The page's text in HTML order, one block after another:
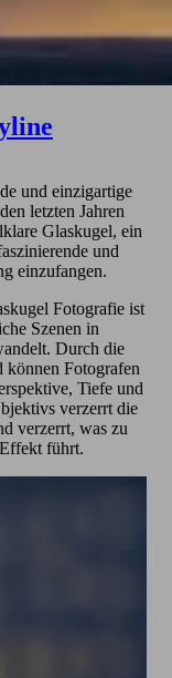
und einzigartige
letzten Jahren
Glaskugel, ein
und
einzufangen.
Fotografie ist
Szenen in
Durch die
können Fotografen
Tiefe und
verzerrt die
verzerrt, was zu
führt.